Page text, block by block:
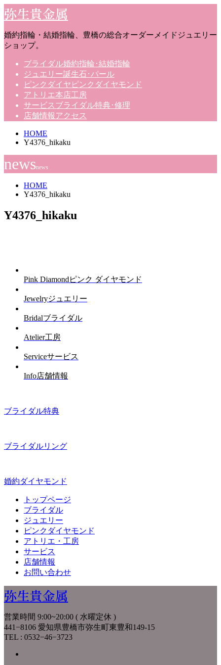
弥生貴金属
婚約指輪・結婚指輪、豊橋の総合オーダーメイドジュエリー
ショップ。
ブライダル婚約指輪･結婚指輪
ジュエリー誕生石･パール
ピンクダイヤ ピンクダイヤモンド
アトリエ本店工房
サービス ブライダル特典･修理
店舗情報アクセス
HOME
Y4376_hikaku
newsnews
HOME
Y4376_hikaku
Y4376_hikaku
Pink Diamond ピンク ダイヤモンド
Jewelryジュエリー
Bridalブライダル
Atelier工房
Serviceサービス
Info店舗情報
ブライダル特典
ブライダルリング
婚約ダイヤモンド
トップページ
ブライダル
ジュエリー
ピンクダイヤモンド
アトリエ・工房
サービス
店舗情報
お問い合わせ
弥生貴金属
営業時間 9:00~20:00 ( 水曜定休 )
441−8106 愛知県豊橋市弥生町東豊和149-15
TEL : 0532−46−3723